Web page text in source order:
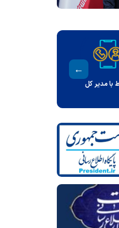
دسترسی